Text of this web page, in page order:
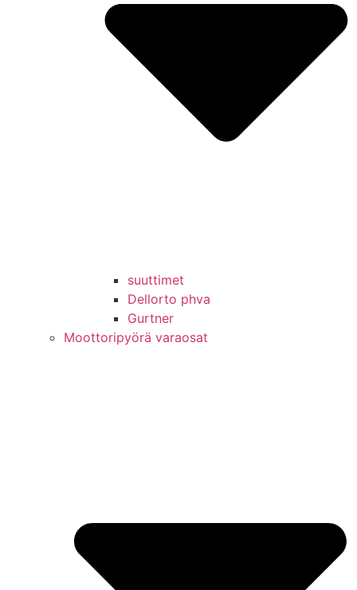
suuttimet
Dellorto phva
Gurtner
Moottoripyörä varaosat